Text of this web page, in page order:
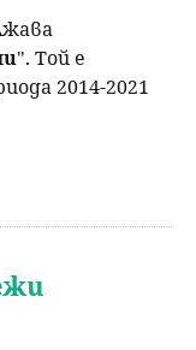
". Той е
2014-2021